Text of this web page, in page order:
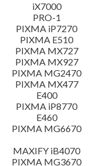
概要
更新歷史記錄
系統要求
注意事項
設置說明
iX7000
PRO-1
PIXMA iP7270
PIXMA E510
PIXMA MX727
PIXMA MX927
PIXMA MG2470
PIXMA MX477
E400
PIXMA iP8770
E460
PIXMA MG6670
MAXIFY iB4070
PIXMA MG3670